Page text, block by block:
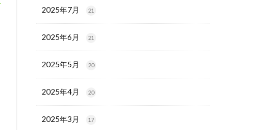
2025年7月 21
2025年6月 21
2025年5月 20
2025年4月 20
2025年3月 17